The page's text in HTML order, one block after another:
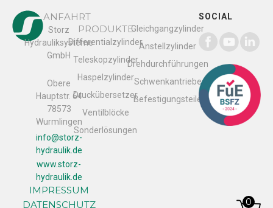
ANFAHRT
Storz
Hydrauliksysteme
GmbH
Obere
Hauptstr. 64
78573
Wurmlingen
info@storz-
hydraulik.de
www.storz-
hydraulik.de
IMPRESSUM
DATENSCHUTZ
PRODUKTE
Differentialzylinder
Teleskopzylinder
Haspelzylinder
Druckübersetzer
Ventilblöcke
Sonderlösungen
Gleichgangzylinder
Anstellzylinder
Drehdurchführungen
Schwenkantriebe
Befestigungsteile
SOCIAL
0